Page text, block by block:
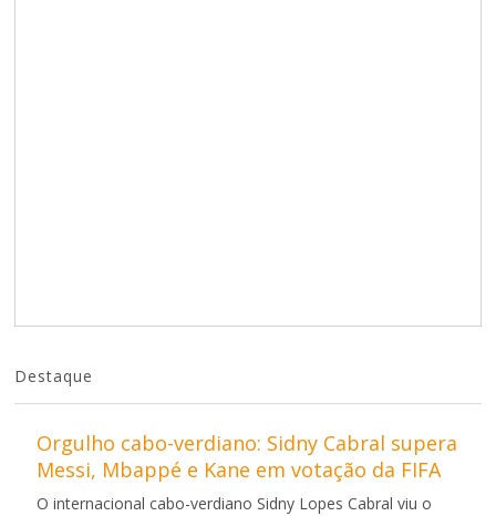
Destaque
Orgulho cabo-verdiano: Sidny Cabral supera
Messi, Mbappé e Kane em votação da FIFA
O internacional cabo-verdiano Sidny Lopes Cabral viu o